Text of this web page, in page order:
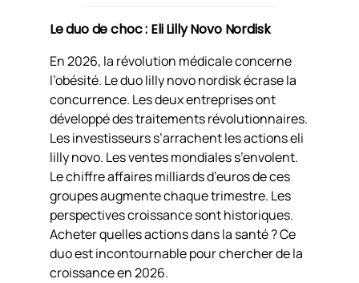
Le duo de choc : Eli Lilly Novo Nordisk
En 2026, la révolution médicale concerne
l’obésité. Le duo lilly novo nordisk écrase la
concurrence. Les deux entreprises ont
développé des traitements révolutionnaires.
Les investisseurs s’arrachent les actions eli
lilly novo. Les ventes mondiales s’envolent.
Le chiffre affaires milliards d’euros de ces
groupes augmente chaque trimestre. Les
perspectives croissance sont historiques.
Acheter quelles actions dans la santé ? Ce
duo est incontournable pour chercher de la
croissance en 2026.